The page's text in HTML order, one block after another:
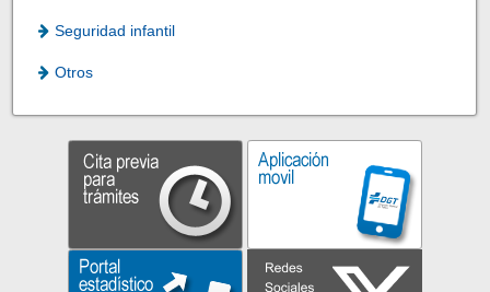
Seguridad infantil
Otros